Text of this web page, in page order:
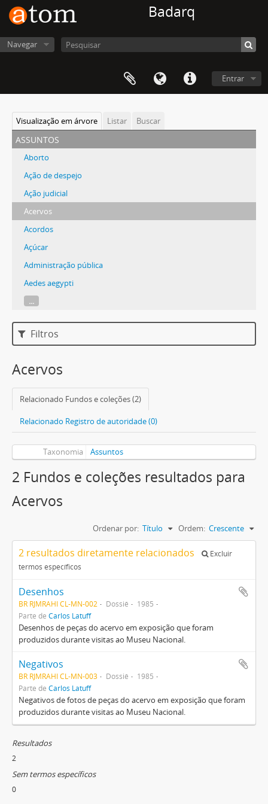
Badarq
Navegar
Entrar
Visualização em árvore Listar Buscar
assuntos
Aborto
Ação de despejo
Ação judicial
Acervos
Acordos
Açúcar
Administração pública
Aedes aegypti
...
Filtros
Acervos
Relacionado Fundos e coleções (2)
Relacionado Registro de autoridade (0)
Taxonomia Assuntos
2 Fundos e coleções resultados para
Acervos
Ordenar por: Título Ordem: Crescente
2 resultados diretamente relacionados
Excluir
termos específicos
Desenhos
BR RJMRAHI CL-MN-002 Dossiê
1985
Parte de Carlos Latuff
Desenhos de peças do acervo em exposição que foram
produzidos durante visitas ao Museu Nacional.
Negativos
BR RJMRAHI CL-MN-003 Dossiê
1985
Parte de Carlos Latuff
Negativos de fotos de peças do acervo em exposição que foram
produzidos durante visitas ao Museu Nacional.
Resultados
2
Sem termos específicos
0